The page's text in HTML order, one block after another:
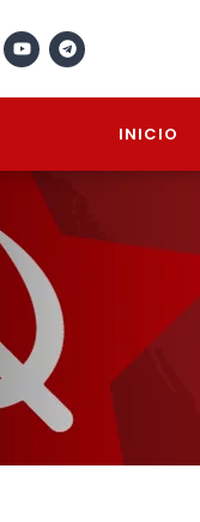
INICIO